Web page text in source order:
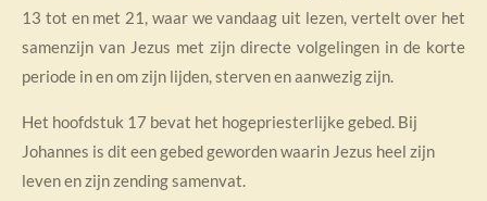
13 tot en met 21, waar we vandaag uit lezen, vertelt over het
samenzijn van Jezus met zijn directe volgelingen in de korte
periode in en om zijn lijden, sterven en aanwezig zijn.
Het hoofdstuk 17 bevat het hogepriesterlijke gebed. Bij
Johannes is dit een gebed geworden waarin Jezus heel zijn
leven en zijn zending samenvat.